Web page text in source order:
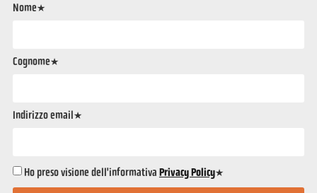
Nome*
Cognome*
Indirizzo email*
Ho preso visione dell'informativa Privacy Policy*